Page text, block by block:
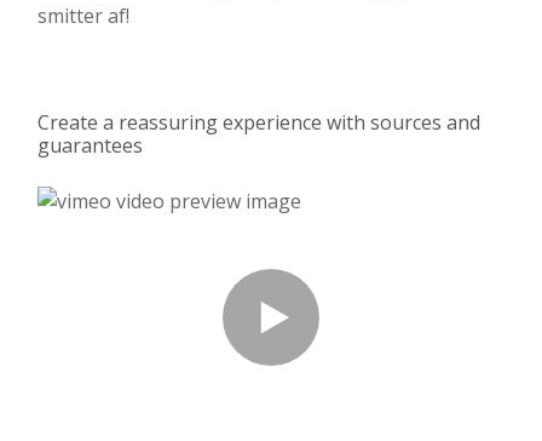
smitter af!
Create a reassuring experience with sources and
guarantees